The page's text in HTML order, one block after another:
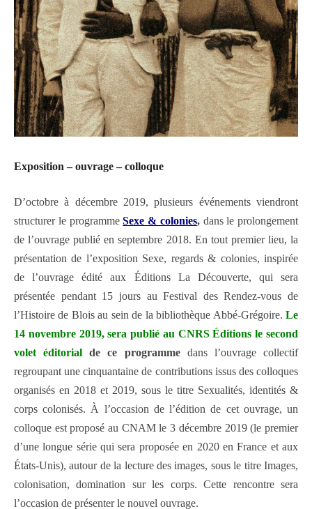
Exposition – ouvrage – colloque
D’octobre à décembre 2019, plusieurs événements viendront
structurer le programmeSexe & colonies,dans le prolongement
de l’ouvrage publié en septembre 2018. En tout premier lieu, la
présentation de l’exposition Sexe, regards & colonies, inspirée
de l’ouvrage édité aux Éditions La Découverte, qui sera
présentée pendant 15 jours au Festival des Rendez-vous de
l’Histoire de Blois au sein de la bibliothèque Abbé-Grégoire. Le
14 novembre 2019, sera publié au CNRS Éditions le second
volet éditorial de ce programme dans l’ouvrage collectif
regroupant une cinquantaine de contributions issus des colloques
organisés en 2018 et 2019, sous le titre Sexualités, identités &
corps colonisés. À l’occasion de l’édition de cet ouvrage, un
colloque est proposé au CNAM le 3 décembre 2019 (le premier
d’une longue série qui sera proposée en 2020 en France et aux
États-Unis), autour de la lecture des images, sous le titre Images,
colonisation, domination sur les corps. Cette rencontre sera
l’occasion de présenter le nouvel ouvrage.